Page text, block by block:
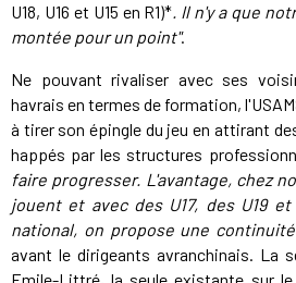
U18, U16 et U15 en R1)*. Il n'y a que
montée pour un point".
Ne pouvant rivaliser avec ses
havrais en termes de formation,
à tirer son épingle du jeu en attirant
happés par les structures
faire progresser. L'avantage, chez
jouent et avec des U17, des U19
national, on propose une
avant le dirigeants avranchinais. La